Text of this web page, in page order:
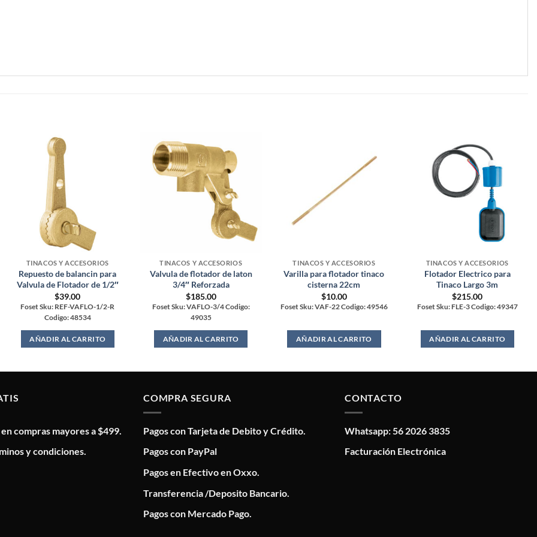
TINACOS Y ACCESORIOS
Repuesto de balancin para
Valvula de Flotador de 1/2″
$39.00
Foset Sku: REF-VAFLO-1/2-R
Codigo: 48534
AÑADIR AL CARRITO
TINACOS Y ACCESORIOS
Valvula de flotador de laton
3/4″ Reforzada
$185.00
Foset Sku: VAFLO-3/4 Codigo:
49035
AÑADIR AL CARRITO
TINACOS Y ACCESORIOS
Varilla para flotador tinaco
cisterna 22cm
$10.00
Foset Sku: VAF-22 Codigo: 49546
AÑADIR AL CARRITO
TINACOS Y ACCESORIOS
Flotador Electrico para
Tinaco Largo 3m
$215.00
Foset Sku: FLE-3 Codigo: 49347
AÑADIR AL CARRITO
compras mayores a $499.
y condiciones.
COMPRA SEGURA
Pagos con Tarjeta de Debito y Crédito.
Pagos con PayPal
Pagos en Efectivo en Oxxo.
Transferencia /Deposito Bancario.
Pagos con Mercado Pago.
CONTACTO
Whatsapp: 56 2026 3835
Facturación Electrónica